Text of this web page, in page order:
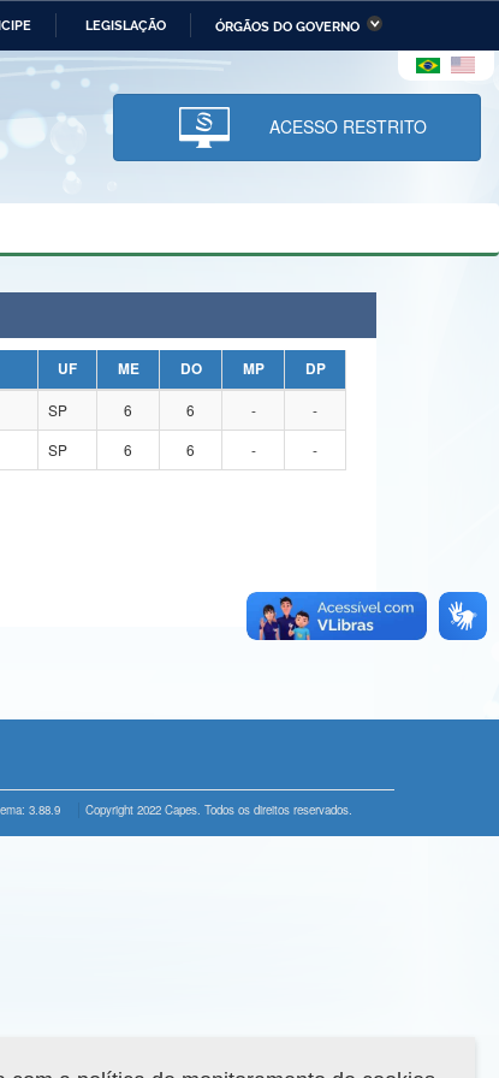
LEGISLAÇÃO ÓRGÃOS DO GOVERNO
Economia Ministério da Infraestrutura
Ministério da Ciência,
Tecnologia, Inovações e
Comunicações
Humanos
ACESSO RESTRITO
UF ME DO MP
DP
SP 6 6 -
-
SP 6 6 - -
3.88.9 Copyright 2022 Capes. Todos os direitos reservados.